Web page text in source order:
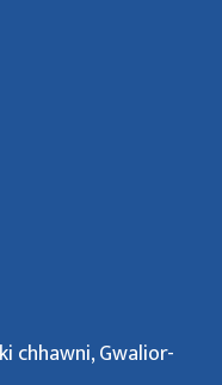
chhawni, Gwalior-